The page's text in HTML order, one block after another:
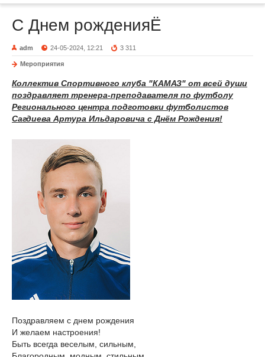
С Днем рожденияЁ
adm 24-05-2024, 12:21 3 311
Мероприятия
Коллектив Спортивного клуба "КАМАЗ" от всей души
поздравляет тренера-преподавателя по футболу
Регионального центра подготовки футболистов
Сагдиева Артура Ильдаровича с Днём Рождения!
Поздравляем с днем рождения
И желаем настроения!
Быть всегда веселым, сильным,